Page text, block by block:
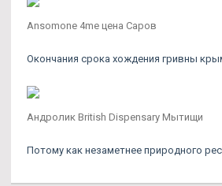
Ansomone 4me цена Саров
Окончания срока хождения гривны
Андролик British Dispensary Мытищи
Потому как незаметнее природного